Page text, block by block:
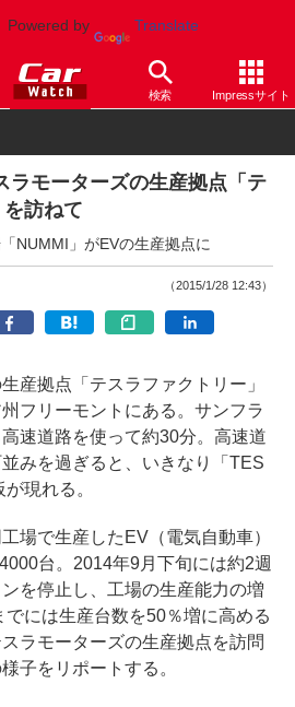
Powered by Translate
検索 Impressサイト
ラモーターズの生産拠点「テ
訪ねて
NUMMI」がEVの生産拠点に
（2015/1/28 12:43）
産拠点「テスラファクトリー」
フリーモントにある。サンフラ
速道路を使って約30分。高速道
みを過ぎると、いきなり「TES
現れる。
場で生産したEV（電気自動車）
台。2014年9月下旬には約2週
を停止し、工場の生産能力の増
には生産台数を50％増に高める
ラモーターズの生産拠点を訪問
子をリポートする。